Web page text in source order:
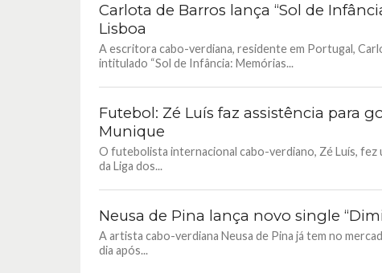
Carlota de Barros lança “Sol de
Lisboa
A escritora cabo-verdiana, residente em Portugal,
intitulado “Sol de Infância: Memórias...
Futebol: Zé Luís faz assistência para
Munique
O futebolista internacional cabo-verdiano, Zé Luís, fez
da Liga dos...
Neusa de Pina lança novo single
A artista cabo-verdiana Neusa de Pina já tem no
dia após...